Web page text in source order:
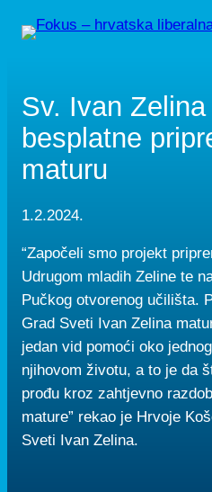
Sv. Ivan Zelina
besplatne
maturu
1.2.2024.
“Započeli smo projekt
Udrugom mladih Zeline te
Pučkog otvorenog učilišta.
Grad Sveti Ivan Zelina
jedan vid pomoći oko
njihovom životu, a to je da
prođu kroz zahtjevno
mature” rekao je Hrvoje
Sveti Ivan Zelina.